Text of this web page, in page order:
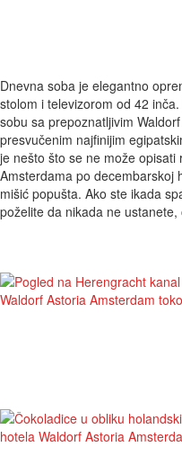
Dnevna soba je elegantno
stolom i televizorom od 42
sobu sa prepoznatljivim
presvučenim najfinijim
je nešto što se ne može
Amsterdama po decembarskoj
mišić popušta. Ako ste ikada
poželite da nikada ne